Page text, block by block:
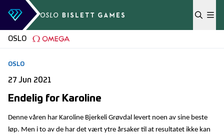
Skip to content
OSLO
OSLO
27 Jun 2021
Endelig for Karoline
Denne våren har Karoline Bjerkeli Grøvdal levert noen av sine beste
løp. Men i to av de har det vært ytre årsaker til at resultatet ikke kan